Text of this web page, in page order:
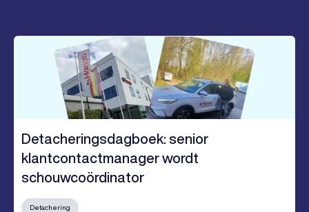
Detacheringsdagboek: senior
klantcontactmanager wordt
schouwcoördinator
Detachering